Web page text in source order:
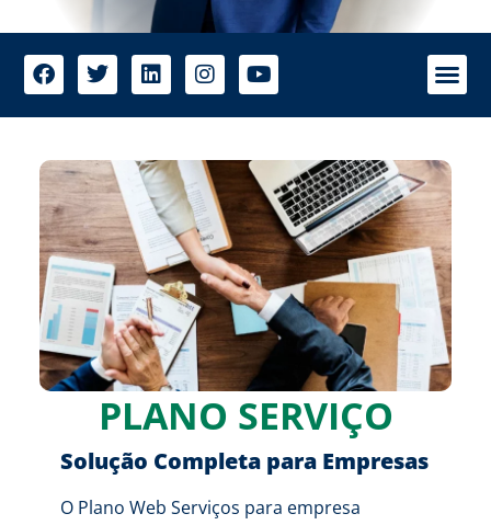
PLANO SERVIÇO
Solução Completa para Empresas
O Plano Web Serviços para empresa